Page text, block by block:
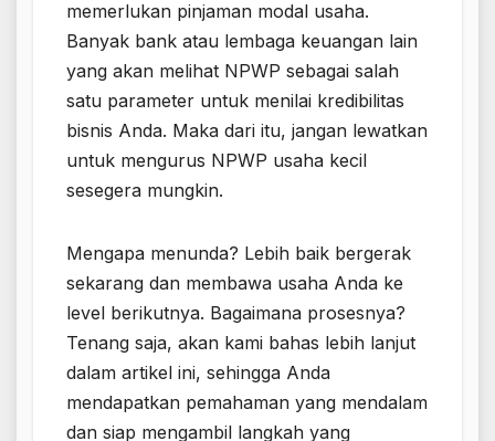
memerlukan pinjaman modal usaha.
Banyak bank atau lembaga keuangan lain
yang akan melihat NPWP sebagai salah
satu parameter untuk menilai kredibilitas
bisnis Anda. Maka dari itu, jangan lewatkan
untuk mengurus NPWP usaha kecil
sesegera mungkin.
Mengapa menunda? Lebih baik bergerak
sekarang dan membawa usaha Anda ke
level berikutnya. Bagaimana prosesnya?
Tenang saja, akan kami bahas lebih lanjut
dalam artikel ini, sehingga Anda
mendapatkan pemahaman yang mendalam
dan siap mengambil langkah yang